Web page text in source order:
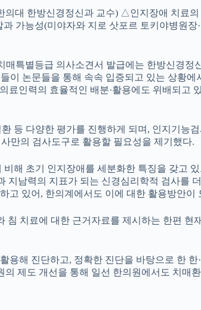
대 한방신경정신과 교수) △인지장애 치료
가능성(미야자와 지로 삿포르 토키야병원장
특별등급 의사소견서 발급에는 한방신경정
이 논문들을 통해 속속 입증되고 있는 상황
인력의 효율적인 배분·활용에도 위배되고
다양한 평가를 진행하게 되며, 인지기능검
만의 검사도구로 활용할 필요성을 제기했다.
해 초기 인지장애를 세분화한 특징을 갖고
남력의 지표가 되는 신경심리학적 검사를 더
고 있어, 한의계에서도 이에 대한 활용방안이
치료에 대한 근거자료를 제시하는 한편 현
해 진단하고, 정확한 진단을 바탕으로 한 한
제도 개선을 통해 일선 한의원에서도 치매